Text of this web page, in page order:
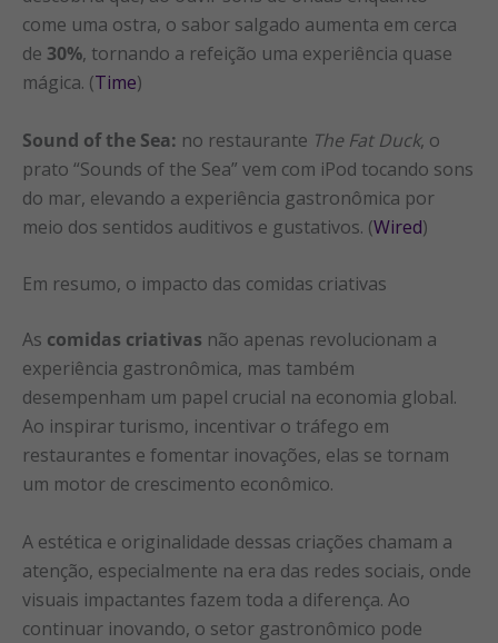
come uma ostra, o sabor salgado aumenta em cerca
de 30%, tornando a refeição uma experiência quase
mágica. (Time)
Sound of the Sea: no restaurante The Fat Duck, o
prato “Sounds of the Sea” vem com iPod tocando sons
do mar, elevando a experiência gastronômica por
meio dos sentidos auditivos e gustativos. (Wired)
Em resumo, o impacto das comidas criativas
As comidas criativas não apenas revolucionam a
experiência gastronômica, mas também
desempenham um papel crucial na economia global.
Ao inspirar turismo, incentivar o tráfego em
restaurantes e fomentar inovações, elas se tornam
um motor de crescimento econômico.
A estética e originalidade dessas criações chamam a
atenção, especialmente na era das redes sociais, onde
visuais impactantes fazem toda a diferença. Ao
continuar inovando, o setor gastronômico pode